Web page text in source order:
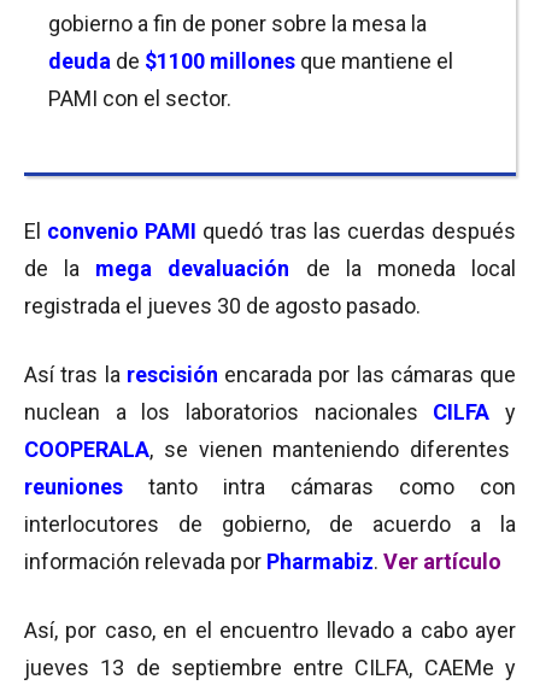
gobierno a fin de poner sobre la mesa la
deuda de $1100 millones que mantiene el
PAMI con el sector.
El convenio PAMI quedó tras las cuerdas después
de la mega devaluación de la moneda local
registrada el jueves 30 de agosto pasado.
Así tras la rescisión encarada por las cámaras que
nuclean a los laboratorios nacionales CILFA y
COOPERALA, se vienen manteniendo diferentes
reuniones
tanto intra cámaras como con
interlocutores de gobierno, de acuerdo a la
información relevada por Pharmabiz. Ver artículo
Así, por caso, en el encuentro llevado a cabo ayer
jueves 13 de septiembre entre CILFA, CAEMe y